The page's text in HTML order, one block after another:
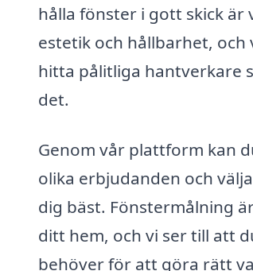
hålla fönster i gott skick är
estetik och hållbarhet, och
hitta pålitliga hantverkare
det.
Genom vår plattform kan
olika erbjudanden och
dig bäst. Fönstermålning
ditt hem, och vi ser till att
behöver för att göra rätt